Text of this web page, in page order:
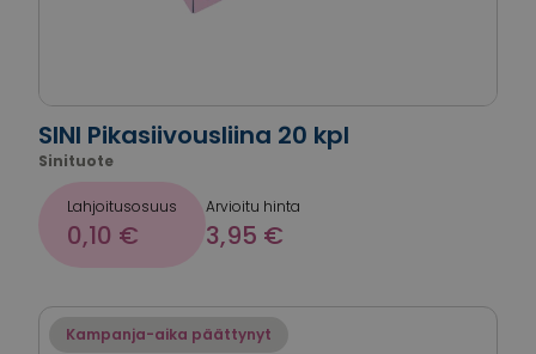
SINI Pikasiivousliina 20 kpl
Sinituote
Lahjoitusosuus
0,10 €
Arvioitu hinta
3,95 €
Kampanja-aika päättynyt